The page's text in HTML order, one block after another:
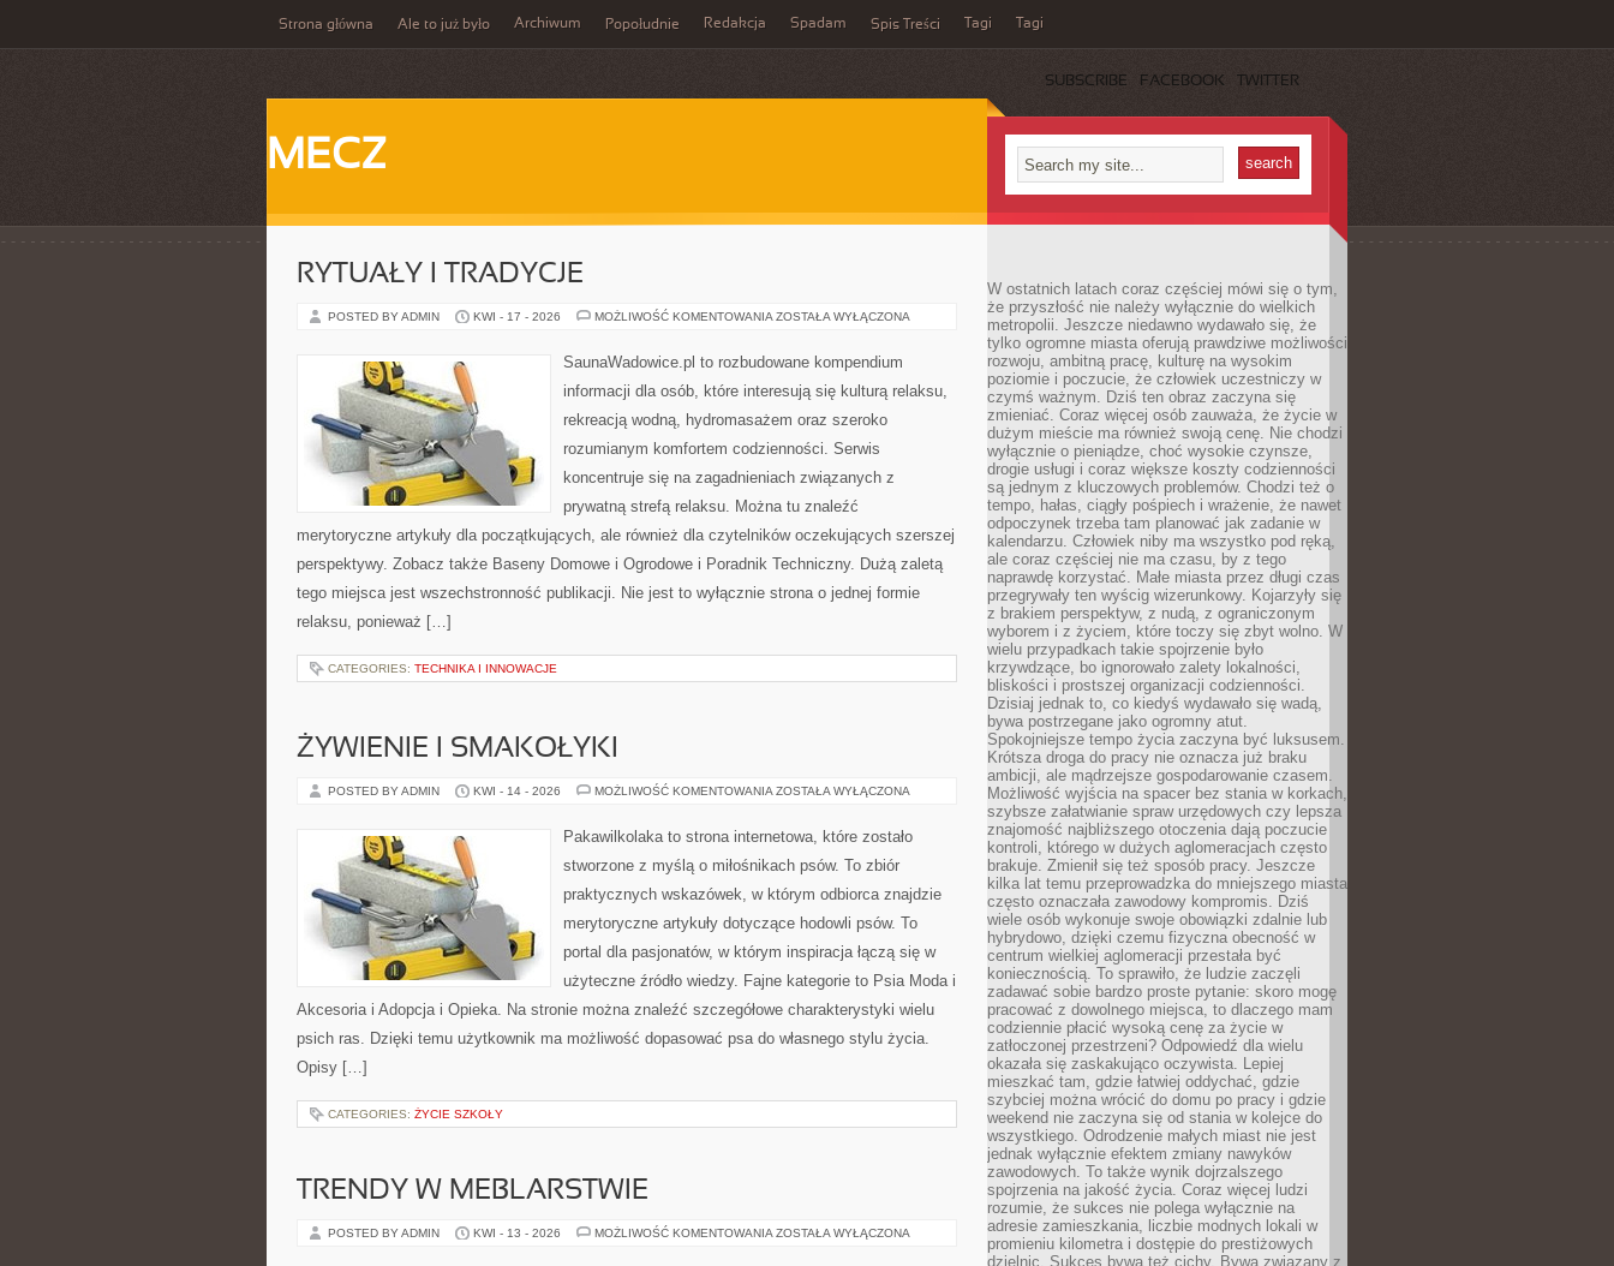
Strona główna Ale to już było Archiwum Popołudnie Redakcja Spadam Spis Treści Tagi Tagi
SUBSCRIBE FACEBOOK TWITTER
MECZ
RYTUAŁY I TRADYCJE
POSTED BY ADMIN KWI - 17 - 2026 MOŻLIWOŚĆ KOMENTOWANIA RYTUAŁY
ZOSTAŁA WYŁĄCZONA
SaunaWadowice.pl to rozbudowane kompendium
informacji dla osób, które interesują się kulturą relaksu,
rekreacją wodną, hydromasażem oraz szeroko
rozumianym komfortem codzienności. Serwis
koncentruje się na zagadnieniach związanych z
prywatną strefą relaksu. Można tu znaleźć
merytoryczne artykuły dla początkujących, ale również dla czytelników oczekujących szerszej
perspektywy. Zobacz także Baseny Domowe i Ogrodowe i Poradnik Techniczny. Dużą zaletą
tego miejsca jest wszechstronność publikacji. Nie jest to wyłącznie strona o jednej formie
relaksu, ponieważ […]
CATEGORIES: TECHNIKA I INNOWACJE
ŻYWIENIE I SMAKOŁYKI
POSTED BY ADMIN KWI - 14 - 2026 MOŻLIWOŚĆ KOMENTOWANIA ŻYWIENIE
ZOSTAŁA WYŁĄCZONA
Pakawilkolaka to strona internetowa, które zostało
stworzone z myślą o miłośnikach psów. To zbiór
praktycznych wskazówek, w którym odbiorca znajdzie
merytoryczne artykuły dotyczące hodowli psów. To
portal dla pasjonatów, w którym inspiracja łączą się w
użyteczne źródło wiedzy. Fajne kategorie to Psia Moda i
Akcesoria i Adopcja i Opieka. Na stronie można znaleźć szczegółowe charakterystyki wielu
psich ras. Dzięki temu użytkownik ma możliwość dopasować psa do własnego stylu życia.
Opisy […]
CATEGORIES: ŻYCIE SZKOŁY
TRENDY W MEBLARSTWIE
POSTED BY ADMIN KWI - 13 - 2026 MOŻLIWOŚĆ KOMENTOWANIA TRENDY
ZOSTAŁA WYŁĄCZONA
W ostatnich latach coraz częściej mówi się o tym,
że przyszłość nie należy wyłącznie do wielkich
metropolii. Jeszcze niedawno wydawało się, że
tylko ogromne miasta oferują prawdziwe możliwości
rozwoju, ambitną pracę, kulturę na wysokim
poziomie i poczucie, że człowiek uczestniczy w
czymś ważnym. Dziś ten obraz zaczyna się
zmieniać. Coraz więcej osób zauważa, że życie w
dużym mieście ma również swoją cenę. Nie chodzi
wyłącznie o pieniądze, choć wysokie czynsze,
drogie usługi i coraz większe koszty codzienności
są jednym z kluczowych problemów. Chodzi też o
tempo, hałas, ciągły pośpiech i wrażenie, że nawet
odpoczynek trzeba tam planować jak zadanie w
kalendarzu. Człowiek niby ma wszystko pod ręką,
ale coraz częściej nie ma czasu, by z tego
naprawdę korzystać. Małe miasta przez długi czas
przegrywały ten wyścig wizerunkowy. Kojarzyły się
z brakiem perspektyw, z nudą, z ograniczonym
wyborem i z życiem, które toczy się zbyt wolno. W
wielu przypadkach takie spojrzenie było
krzywdzące, bo ignorowało zalety lokalności,
bliskości i prostszej organizacji codzienności.
Dzisiaj jednak to, co kiedyś wydawało się wadą,
bywa postrzegane jako ogromny atut.
Spokojniejsze tempo życia zaczyna być luksusem.
Krótsza droga do pracy nie oznacza już braku
ambicji, ale mądrzejsze gospodarowanie czasem.
Możliwość wyjścia na spacer bez stania w korkach,
szybsze załatwianie spraw urzędowych czy lepsza
znajomość najbliższego otoczenia dają poczucie
kontroli, którego w dużych aglomeracjach często
brakuje. Zmienił się też sposób pracy. Jeszcze
kilka lat temu przeprowadzka do mniejszego miasta
często oznaczała zawodowy kompromis. Dziś
wiele osób wykonuje swoje obowiązki zdalnie lub
hybrydowo, dzięki czemu fizyczna obecność w
centrum wielkiej aglomeracji przestała być
koniecznością. To sprawiło, że ludzie zaczęli
zadawać sobie bardzo proste pytanie: skoro mogę
pracować z dowolnego miejsca, to dlaczego mam
codziennie płacić wysoką cenę za życie w
zatłoczonej przestrzeni? Odpowiedź dla wielu
okazała się zaskakująco oczywista. Lepiej
mieszkać tam, gdzie łatwiej oddychać, gdzie
szybciej można wrócić do domu po pracy i gdzie
weekend nie zaczyna się od stania w kolejce do
wszystkiego. Odrodzenie małych miast nie jest
jednak wyłącznie efektem zmiany nawyków
zawodowych. To także wynik dojrzalszego
spojrzenia na jakość życia. Coraz więcej ludzi
rozumie, że sukces nie polega wyłącznie na
adresie zamieszkania, liczbie modnych lokali w
promieniu kilometra i dostępie do prestiżowych
dzielnic. Sukces bywa też cichy. Bywa związany z